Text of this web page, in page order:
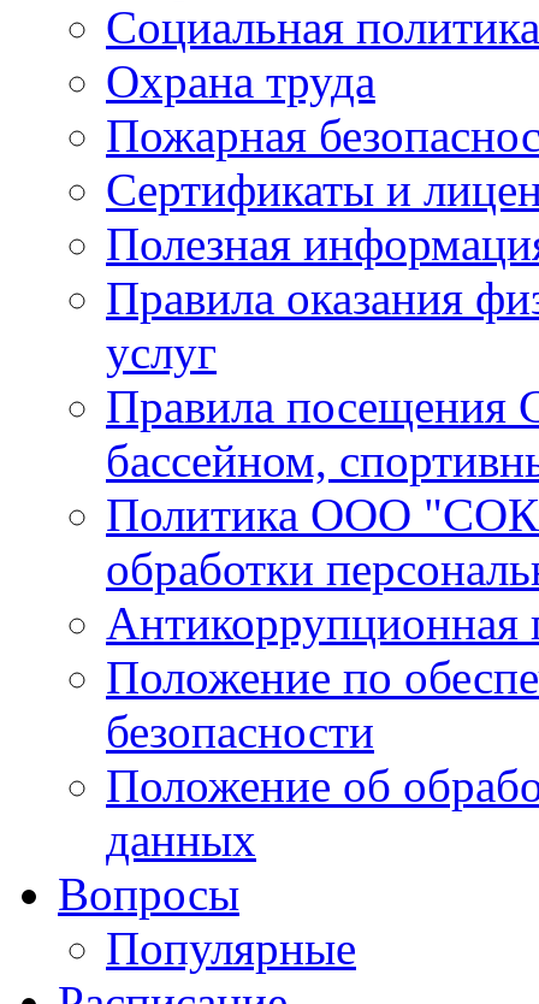
Социальная политика
Охрана труда
Пожарная
Сертификаты и
Полезная
Правила оказания
услуг
Правила посещения
бассейном,
Политика ООО "СОК
обработки
Положение по
безопасности
Положение об
данных
Вопросы
Популярные